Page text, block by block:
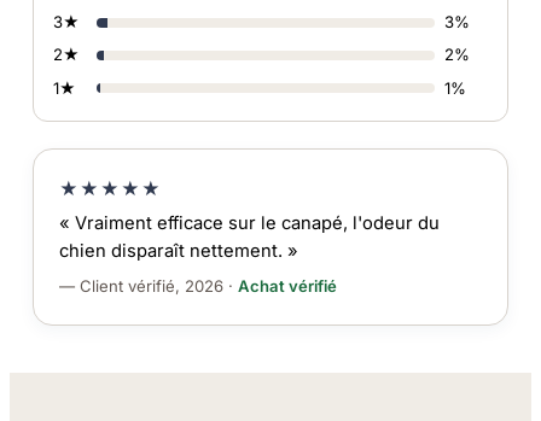
3★
3%
2★
2%
1★
1%
★★★★★
« Vraiment efficace sur le canapé, l'odeur du
chien disparaît nettement. »
— Client vérifié, 2026 · Achat vérifié